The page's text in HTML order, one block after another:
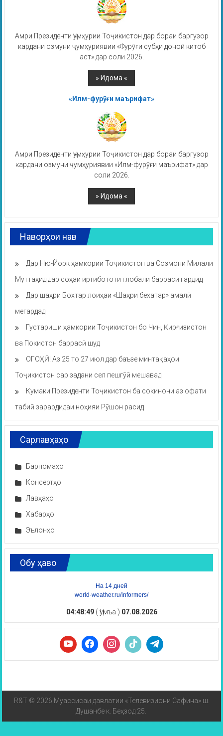
Амри Президенти Ҷумҳурии Тоҷикистон дар бораи баргузор
кардани озмуни ҷумҳуриявии «Фурӯғи субҳи доноӣ китоб
аст» дар соли 2026.
«Илм-фурӯғи маърифат»
Амри Президенти Ҷумҳурии Тоҷикистон дар бораи баргузор
кардани озмуни ҷумҳуриявии «Илм-фурӯғи маърифат» дар
соли 2026.
Наворҳои нав
Дар Ню-Йорк ҳамкории Тоҷикистон ва Созмони Милали
Муттаҳид дар соҳаи иртибототи глобалӣ баррасӣ гардид
Дар шаҳри Бохтар лоиҳаи «Шаҳри бехатар» амалӣ
мегардад
Густариши ҳамкории Тоҷикистон бо Чин, Қирғизистон
ва Покистон баррасӣ шуд
ОГОҲӢ! Аз 25 то 27 июл дар баъзе минтақаҳои
Тоҷикистон сар задани сел пешгӯӣ мешавад
Кумаки Президенти Тоҷикистон ба сокинони аз офати
табиӣ зарардидаи ноҳияи Рӯшон расид
Сарлавҳаҳо
Барномаҳо
Консертҳо
Лавҳаҳо
Хабарҳо
Эълонҳо
Обу ҳаво
На 14 дней
world-weather.ru/informers/
04:48:49( Ҷумъа ) 07.08.2026
R&T © 2026 Муассисаи давлатии «Телевизиони Сафина» ш.
Душанбе к. Беҳзод 25.